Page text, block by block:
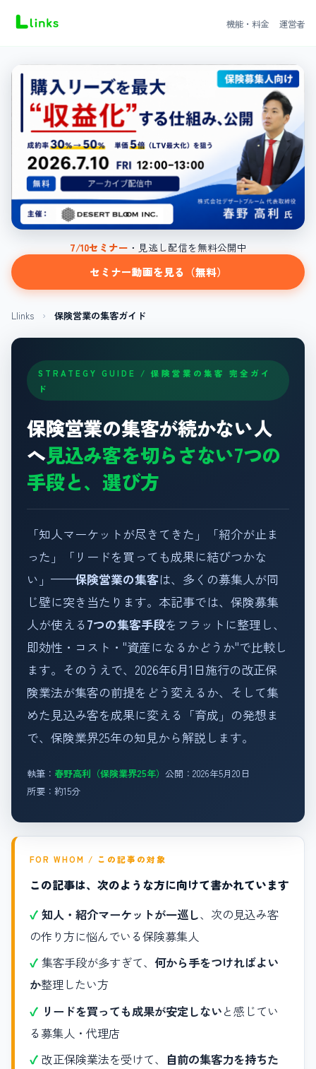
機能・料金 運営者
7/10セミナー ・見逃し配信を無料公開中
セミナー動画を見る（無料）
Llinks › 保険営業の集客ガイド
STRATEGY GUIDE / 保険営業の集客 完全ガイ
ド
保険営業の集客が続かない人
へ見込み客を切らさない7つの
手段と、選び方
「知人マーケットが尽きてきた」「紹介が止ま
った」「リードを買っても成果に結びつかな
い」——保険営業の集客は、多くの募集人が同
じ壁に突き当たります。本記事では、保険募集
人が使える7つの集客手段をフラットに整理し、
即効性・コスト・"資産になるかどうか"で比較し
ます。そのうえで、2026年6月1日施行の改正保
険業法が集客の前提をどう変えるか、そして集
めた見込み客を成果に変える「育成」の発想ま
で、保険業界25年の知見から解説します。
執筆： 春野高利（保険業界25年）公開：2026年5月20日
所要：約15分
FOR WHOM / この記事の対象
この記事は、次のような方に向けて書かれています
知人・紹介マーケットが一巡し、次の見込み客
の作り方に悩んでいる保険募集人
集客手段が多すぎて、 何から手をつければよい
か整理したい方
リードを買っても成果が安定しないと感じてい
る募集人・代理店
改正保険業法を受けて、 自前の集客力を持ちた